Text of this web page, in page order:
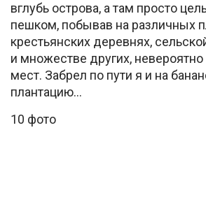
вглубь острова, а там просто
пешком, побывав на различных
крестьянских деревнях,
и множестве других,
мест. Забрел по пути я и на
плантацию…
10 фото